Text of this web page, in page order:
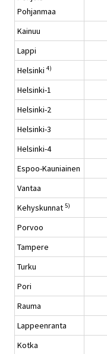
Pohjanmaa
Kainuu
Lappi
Helsinki 4)
Helsinki-1
Helsinki-2
Helsinki-3
Helsinki-4
Espoo-Kauniainen
Vantaa
Kehyskunnat 5)
Porvoo
Tampere
Turku
Pori
Rauma
Lappeenranta
Kotka